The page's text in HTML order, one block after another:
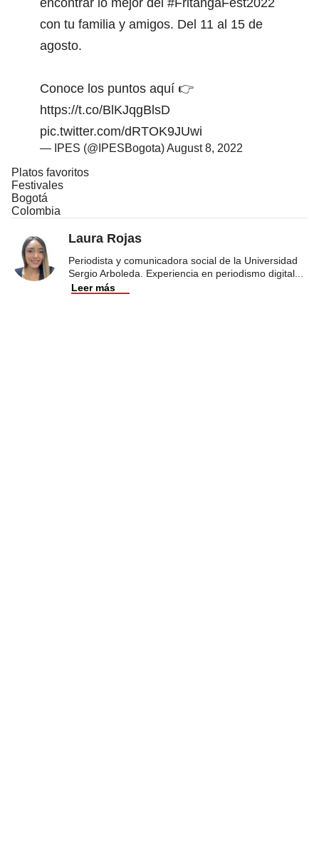
con tu familia y amigos. Del 11 al 15 de
agosto.
Conoce los puntos aquí 👉
https://t.co/BlKJqgBlsD
pic.twitter.com/dRTOK9JUwi
— IPES (@IPESBogota)August 8, 2022
Platos favoritos
Festivales
Bogotá
Colombia
Laura Rojas
Periodista y comunicadora social de la Universidad
Sergio Arboleda. Experiencia en periodismo digital
Leer más